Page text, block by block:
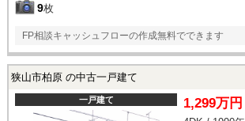
9枚
FP相談キャッシュフローの作成無料でできます
狭山市柏原 の中古一戸建て
一戸建て 1,299万円